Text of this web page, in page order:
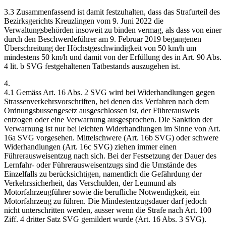
3.3 Zusammenfassend ist damit festzuhalten, dass das Strafurteil des
Bezirksgerichts Kreuzlingen vom 9. Juni 2022 die
Verwaltungsbehörden insoweit zu binden vermag, als dass von einer
durch den Beschwerdeführer am 9. Februar 2019 begangenen
Überschreitung der Höchstgeschwindigkeit von 50 km/h um
mindestens 50 km/h und damit von der Erfüllung des in Art. 90 Abs.
4 lit. b SVG festgehaltenen Tatbestands auszugehen ist.
4.
4.1 Gemäss Art. 16 Abs. 2 SVG wird bei Widerhandlungen gegen
Strassenverkehrsvorschriften, bei denen das Verfahren nach dem
Ordnungsbussengesetz ausgeschlossen ist, der Führerausweis
entzogen oder eine Verwarnung ausgesprochen. Die Sanktion der
Verwarnung ist nur bei leichten Widerhandlungen im Sinne von Art.
16a SVG vorgesehen. Mittelschwere (Art. 16b SVG) oder schwere
Widerhandlungen (Art. 16c SVG) ziehen immer einen
Führerausweisentzug nach sich. Bei der Festsetzung der Dauer des
Lernfahr- oder Führerausweisentzugs sind die Umstände des
Einzelfalls zu berücksichtigen, namentlich die Gefährdung der
Verkehrssicherheit, das Verschulden, der Leumund als
Motorfahrzeugführer sowie die berufliche Notwendigkeit, ein
Motorfahrzeug zu führen. Die Mindestentzugsdauer darf jedoch
nicht unterschritten werden, ausser wenn die Strafe nach Art. 100
Ziff. 4 dritter Satz SVG gemildert wurde (Art. 16 Abs. 3 SVG).